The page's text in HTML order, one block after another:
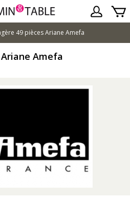
49 pièces Ariane Amefa
Amefa